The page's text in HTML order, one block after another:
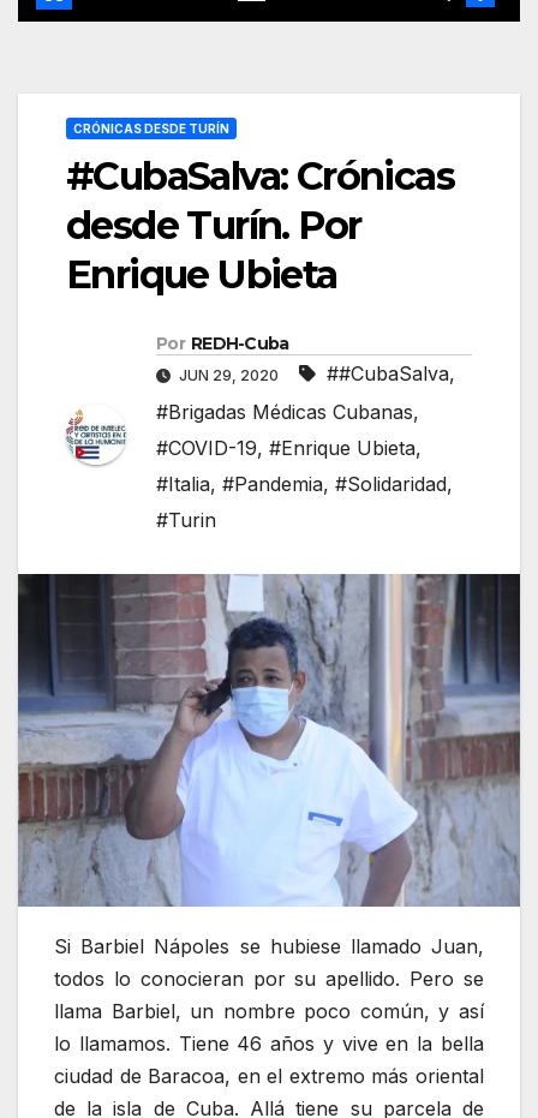
CRÓNICAS DESDE TURÍN
#CubaSalva: Crónicas
desde Turín. Por
Enrique Ubieta
Por REDH-Cuba
JUN 29, 2020 ##CubaSalva,
#Brigadas Médicas Cubanas,
#COVID-19, #Enrique Ubieta,
#Italia, #Pandemia, #Solidaridad,
#Turin
Si Barbiel Nápoles se hubiese llamado Juan,
todos lo conocieran por su apellido. Pero se
llama Barbiel, un nombre poco común, y así
lo llamamos. Tiene 46 años y vive en la bella
ciudad de Baracoa, en el extremo más oriental
de la isla de Cuba. Allá tiene su parcela de